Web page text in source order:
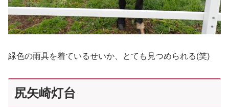
緑色の雨具を着ているせいか、とても見つめられる(笑)
尻矢崎灯台